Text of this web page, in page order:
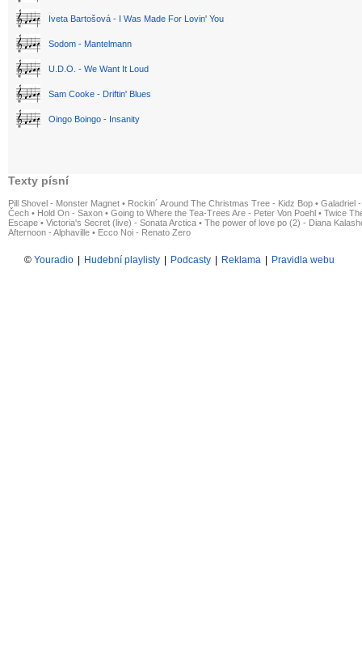
Iveta Bartošová - I Was Made For Lovin' You
Sodom - Mantelmann
U.D.O. - We Want It Loud
Sam Cooke - Driftin' Blues
Oingo Boingo - Insanity
Texty písní
Pill Shovel - Monster Magnet • Rockin´ Around The Christmas Tree - Kidz Bop • Galadriel
Čech • Hold On - Saxon • Going to Where the Tea-Trees Are - Peter Von Poehl • Twice
Escape • Victoria's Secret (live) - Sonata Arctica • The power of love po (2) - Diana
Afternoon - Alphaville • Ecco Noi - Renato Zero
© Youradio Hudební playlisty Podcasty Reklama Pravidla webu